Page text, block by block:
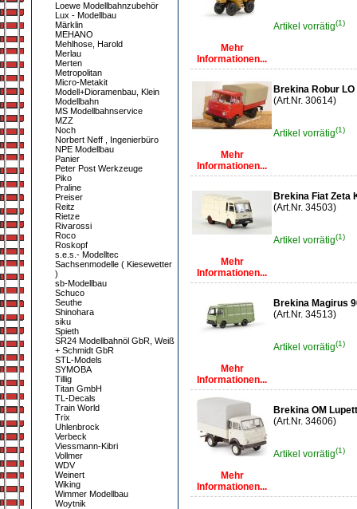
Loewe Modellbahnzubehör
Lux - Modellbau
Märklin
MEHANO
Mehlhose, Harold
Merlau
Merten
Metropolitan
Micro-Metakit
Modell+Dioramenbau, Klein
Modellbahn
MS Modellbahnservice
MZZ
Noch
Norbert Neff , Ingenierbüro
NPE Modellbau
Panier
Peter Post Werkzeuge
Piko
Praline
Preiser
Reitz
Rietze
Rivarossi
Roco
Roskopf
s.e.s.- Modelltec
Sachsenmodelle ( Kiesewetter
)
sb-Modellbau
Schuco
Seuthe
Shinohara
siku
Spieth
SR24 Modellbahnöl GbR, Weiß
+ Schmidt GbR
STL-Models
SYMOBA
Tillig
Titan GmbH
TL-Decals
Train World
Trix
Uhlenbrock
Verbeck
Viessmann-Kibri
Vollmer
WDV
Weinert
Wiking
Wimmer Modellbau
Woytnik
Mehr
Informationen...
Artikel vorrätig(1)
Mehr
Informationen...
Brekina Robur
(Art.Nr. 30614)
Artikel vorrätig(1)
Mehr
Informationen...
Brekina Fiat Zeta
(Art.Nr. 34503)
Artikel vorrätig(1)
Mehr
Informationen...
Brekina Magirus
(Art.Nr. 34513)
Artikel vorrätig(1)
Mehr
Informationen...
Brekina OM
(Art.Nr. 34606)
Artikel vorrätig(1)